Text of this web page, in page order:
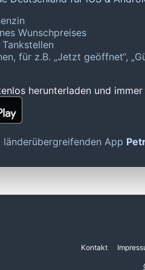
Wunschpreises
für z.B. „Jetzt geöffnet“,
herunterladen und
App
Kontakt